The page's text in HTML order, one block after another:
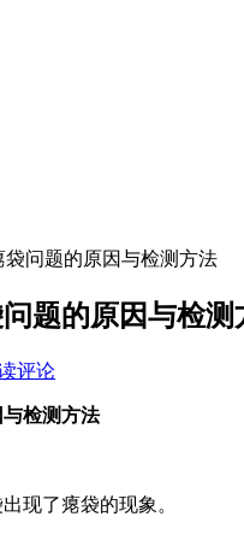
问题的原因与检测方法
题的原因与检测
评论
检测方法
现了瘪袋的现象。